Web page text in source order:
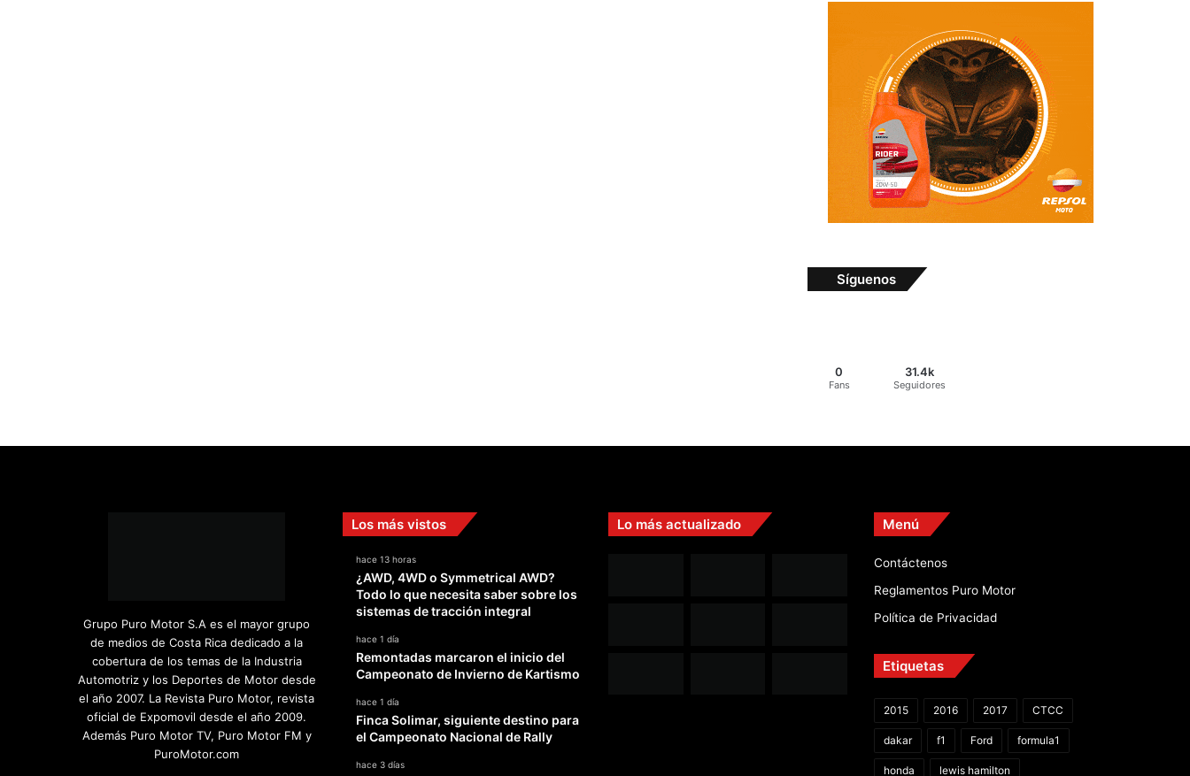
Síguenos
0
Fans
31.4k
Seguidores
Grupo Puro Motor S.A es el mayor grupo
de medios de Costa Rica dedicado a la
cobertura de los temas de la Industria
Automotriz y los Deportes de Motor desde
el año 2007. La Revista Puro Motor, revista
oficial de Expomovil desde el año 2009.
Además Puro Motor TV, Puro Motor FM y
PuroMotor.com
Los más vistos
hace 13 horas
¿AWD, 4WD o Symmetrical AWD?
Todo lo que necesita saber sobre los
sistemas de tracción integral
hace 1 día
Remontadas marcaron el inicio del
Campeonato de Invierno de Kartismo
hace 1 día
Finca Solimar, siguiente destino para
el Campeonato Nacional de Rally
hace 3 días
Lo más actualizado Menú
Contáctenos
Reglamentos Puro Motor
Política de Privacidad
Etiquetas
2015 2016 2017 CTCC
dakar f1 Ford formula1
honda lewis hamilton